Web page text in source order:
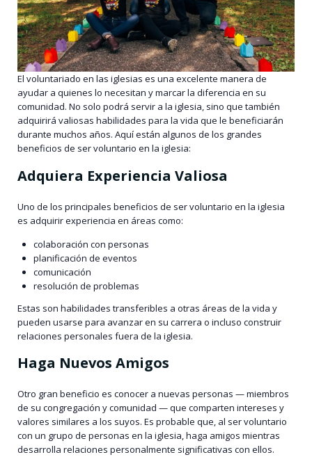
El voluntariado en las iglesias es una excelente manera de
ayudar a quienes lo necesitan y marcar la diferencia en su
comunidad. No solo podrá servir a la iglesia, sino que también
adquirirá valiosas habilidades para la vida que le beneficiarán
durante muchos años. Aquí están algunos de los grandes
beneficios de ser voluntario en la iglesia:
Adquiera Experiencia Valiosa
Uno de los principales beneficios de ser voluntario en la iglesia
es adquirir experiencia en áreas como:
colaboración con personas
planificación de eventos
comunicación
resolución de problemas
Estas son habilidades transferibles a otras áreas de la vida y
pueden usarse para avanzar en su carrera o incluso construir
relaciones personales fuera de la iglesia.
Haga Nuevos Amigos
Otro gran beneficio es conocer a nuevas personas — miembros
de su congregación y comunidad — que comparten intereses y
valores similares a los suyos. Es probable que, al ser voluntario
con un grupo de personas en la iglesia, haga amigos mientras
desarrolla relaciones personalmente significativas con ellos.